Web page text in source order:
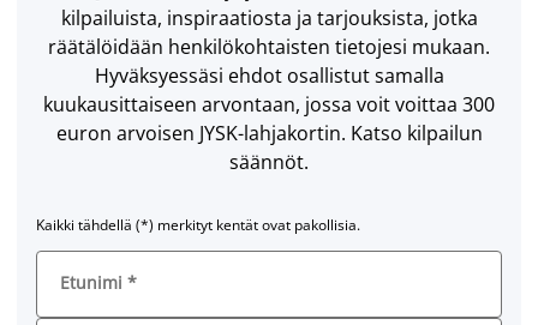
kilpailuista, inspiraatiosta ja tarjouksista, jotka
räätälöidään henkilökohtaisten tietojesi mukaan.
Hyväksyessäsi ehdot osallistut samalla
kuukausittaiseen arvontaan, jossa voit voittaa 300
euron arvoisen JYSK-lahjakortin. Katso kilpailun
säännöt.
Kaikki tähdellä (*) merkityt kentät ovat pakollisia.
Etunimi *